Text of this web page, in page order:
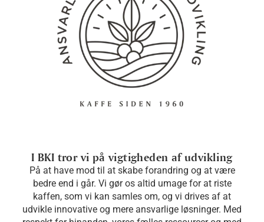
I BKI tror vi på vigtigheden af udvikling
På at have mod til at skabe forandring og at være
bedre end i går. Vi gør os altid umage for at riste
kaffen, som vi kan samles om, og vi drives af at
udvikle innovative og mere ansvarlige løsninger. Med